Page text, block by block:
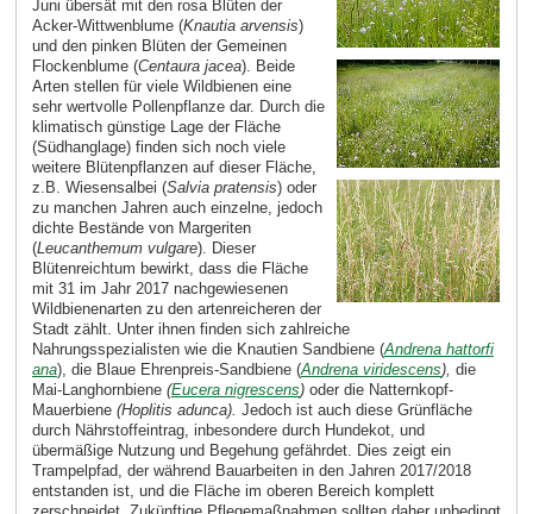
Juni übersät mit den rosa Blüten der
Acker-Wittwenblume (Knautia arvensis)
und den pinken Blüten der Gemeinen
Flockenblume (Centaura jacea). Beide
Arten stellen für viele Wildbienen eine
sehr wertvolle Pollenpflanze dar. Durch die
klimatisch günstige Lage der Fläche
(Südhanglage) finden sich noch viele
weitere Blütenpflanzen auf dieser Fläche,
z.B. Wiesensalbei (Salvia pratensis) oder
zu manchen Jahren auch einzelne, jedoch
dichte Bestände von Margeriten
(Leucanthemum vulgare). Dieser
Blütenreichtum bewirkt, dass die Fläche
mit 31 im Jahr 2017 nachgewiesenen
Wildbienenarten zu den artenreicheren der
Stadt zählt. Unter ihnen finden sich zahlreiche
Nahrungsspezialisten wie die Knautien Sandbiene (Andrena hattorfi
ana), die Blaue Ehrenpreis-Sandbiene (Andrena viridescens), die
Mai-Langhornbiene(Eucera nigrescens) oder die Natternkopf-
Mauerbiene(Hoplitis adunca). Jedoch ist auch diese Grünfläche
durch Nährstoffeintrag, inbesondere durch Hundekot, und
übermäßige Nutzung und Begehung gefährdet. Dies zeigt ein
Trampelpfad, der während Bauarbeiten in den Jahren 2017/2018
entstanden ist, und die Fläche im oberen Bereich komplett